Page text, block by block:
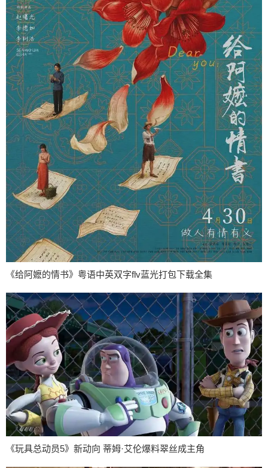
《给阿嬷的情书》粤语中英双字flv蓝光打包下载全集
《玩具总动员5》新动向 蒂姆·艾伦爆料翠丝成主角